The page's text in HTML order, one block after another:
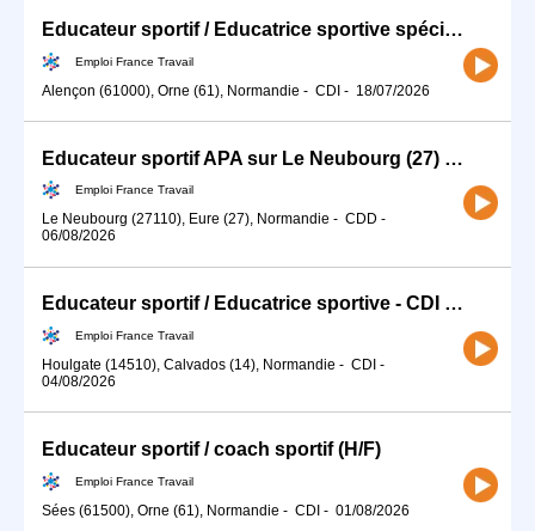
Educateur sportif / Educatrice sportive spécialisé(e) en activité (H/F)
Emploi France Travail
Alençon (61000), Orne (61), Normandie - CDI - 18/07/2026
Educateur sportif APA sur Le Neubourg (27) (H/F)
Emploi France Travail
Le Neubourg (27110), Eure (27), Normandie - CDD -
06/08/2026
Educateur sportif / Educatrice sportive - CDI 35h (H/F)
Emploi France Travail
Houlgate (14510), Calvados (14), Normandie - CDI -
04/08/2026
Educateur sportif / coach sportif (H/F)
Emploi France Travail
Sées (61500), Orne (61), Normandie - CDI - 01/08/2026